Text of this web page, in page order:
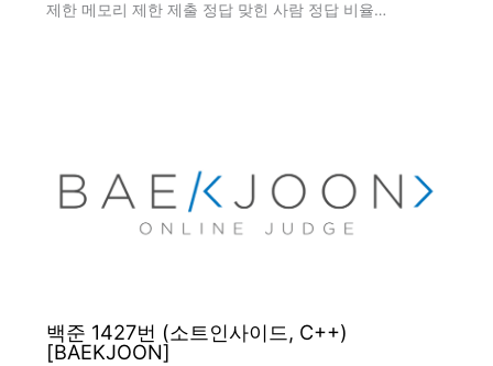
제한 메모리 제한 제출 정답 맞힌 사람 정답 비율…
백준 1427번 (소트인사이드, C++)
[BAEKJOON]